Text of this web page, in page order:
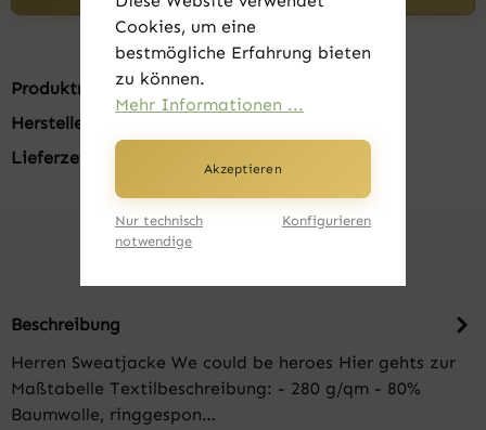
Produktnummer:FK20435-019
Hersteller:
Lieferzeit:
Beschreibung
Herren Sweatjacke We could be heroes Hier gehts zur
Maßtabelle Textilbeschreibung: - 280 g/qm - 80%
Baumwolle, ringgespon…
Cookies, um eine
bestmögliche Erfahrung bieten
zu können.
Mehr Informationen ...
Akzeptieren
Nur technisch
notwendige
Konfigurieren